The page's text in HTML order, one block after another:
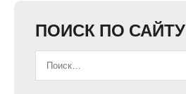
ПОИСК ПО САЙТУ